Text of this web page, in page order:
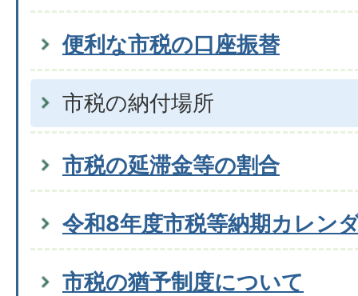
便利な市税の口座振替
市税の納付場所
市税の延滞金等の割合
令和8年度市税等納期カレン
市税の猶予制度について